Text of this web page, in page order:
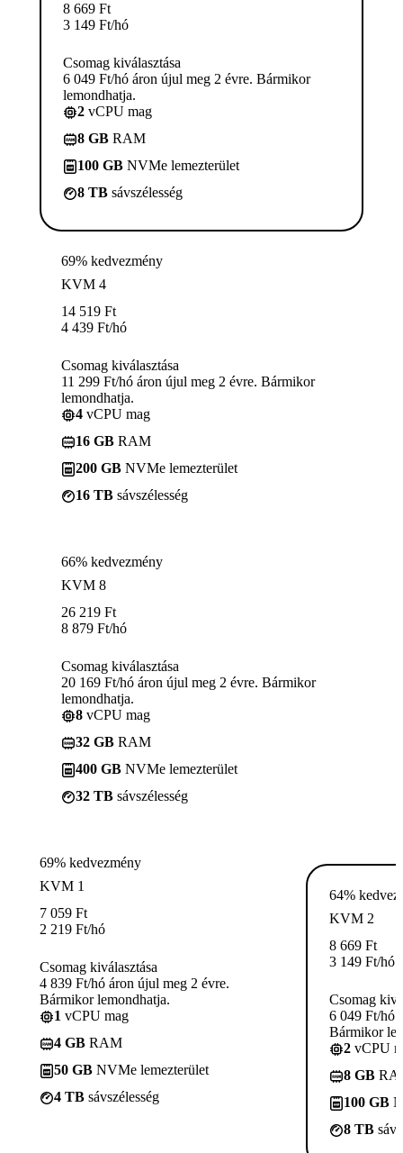
8 669 Ft
3 149 Ft/hó
Csomag kiválasztása
6 049 Ft/hó áron újul meg 2 évre. Bármikor
lemondhatja.
2 vCPU mag
8 GB RAM
100 GB NVMe lemezterület
8 TB sávszélesség
69% kedvezmény
KVM 4
14 519 Ft
4 439 Ft/hó
Csomag kiválasztása
11 299 Ft/hó áron újul meg 2 évre. Bármikor
lemondhatja.
4 vCPU mag
16 GB RAM
200 GB NVMe lemezterület
16 TB sávszélesség
66% kedvezmény
KVM 8
26 219 Ft
8 879 Ft/hó
Csomag kiválasztása
20 169 Ft/hó áron újul meg 2 évre. Bármikor
lemondhatja.
8 vCPU mag
32 GB RAM
400 GB NVMe lemezterület
32 TB sávszélesség
69% kedvezmény
KVM 1
7 059 Ft
2 219 Ft/hó
Csomag kiválasztása
4 839 Ft/hó áron újul meg 2 évre.
Bármikor lemondhatja.
1 vCPU mag
4 GB RAM
50 GB NVMe lemezterület
4 TB sávszélesség
64%
KVM 2
8 669 Ft
3 149 Ft/hó
Csomag
6 049 Ft/hó
Bármikor
2 vCPU
8 GB
100 GB
8 TB